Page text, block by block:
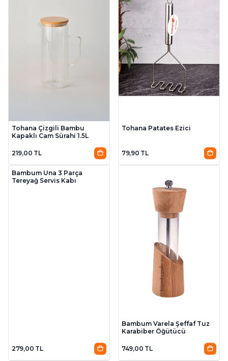
Tohana Çizgili Bambu
Kapaklı Cam Sürahi 1.5L
219,00 TL
Tohana Patates Ezici
79,90 TL
Bambum Una 3 Parça
Tereyağ Servis Kabı
279,00 TL
Bambum Varela Şeffaf Tuz
Karabiber Öğütücü
749,00 TL